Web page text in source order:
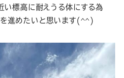
Instagram
LINE
標高に耐えうる体にする為
を進めたいと思います(^^)